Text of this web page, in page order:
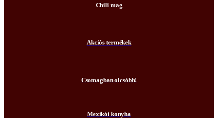
Chili mag
Akciós termékek
Csomagban olcsóbb!
Mexikói konyha